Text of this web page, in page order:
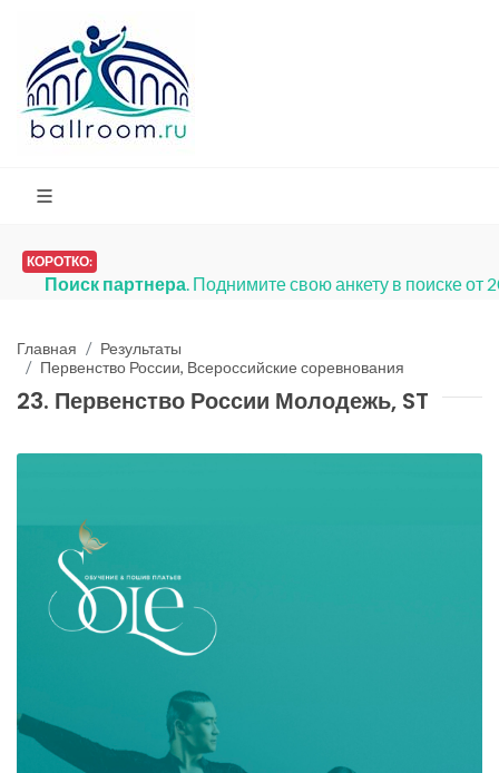
КОРОТКО:
Платья на продажу. Мы
Главная
Результаты
Первенство России, Всероссийские соревнования
23. Первенство России Молодежь, ST